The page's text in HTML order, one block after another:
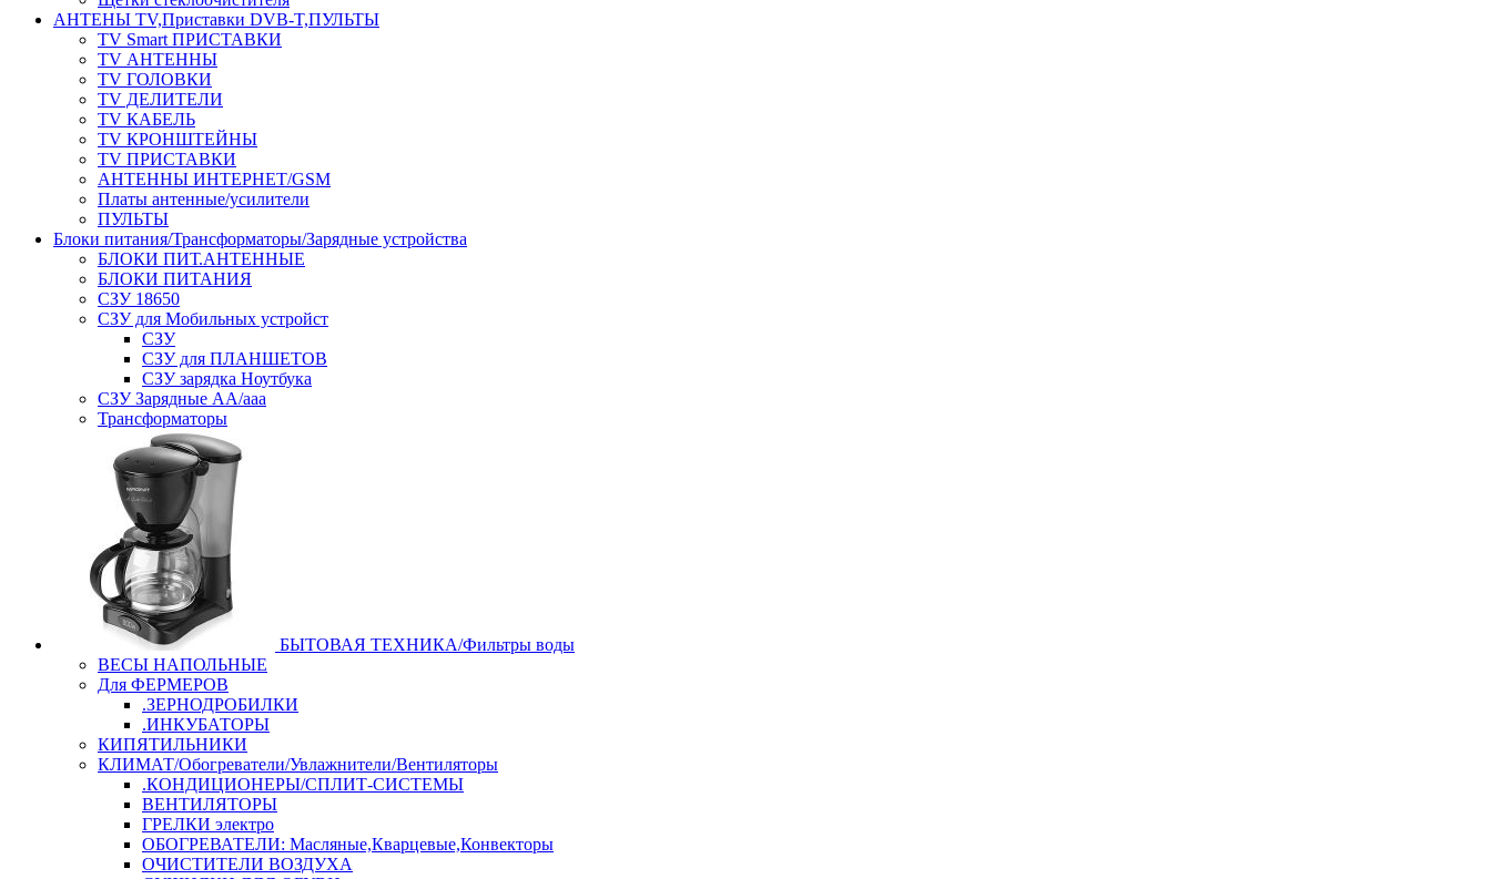
АНТЕНЫ ТV,Приставки DVB-T,ПУЛЬТЫ
TV Smart ПРИСТАВКИ
TV АНТЕННЫ
TV ГОЛОВКИ
TV ДЕЛИТЕЛИ
TV КАБЕЛЬ
TV КРОНШТЕЙНЫ
TV ПРИСТАВКИ
АНТЕННЫ ИНТЕРНЕТ/GSM
Платы антенные/усилители
ПУЛЬТЫ
Блоки питания/Трансформаторы/Зарядные устройства
БЛОКИ ПИТ.АНТЕННЫЕ
БЛОКИ ПИТАНИЯ
СЗУ 18650
СЗУ для Мобильных устройст
СЗУ
СЗУ для ПЛАНШЕТОВ
СЗУ зарядка Ноутбука
СЗУ Зарядные АА/ааа
Трансформаторы
БЫТОВАЯ ТЕХНИКА/Фильтры воды
ВЕСЫ НАПОЛЬНЫЕ
Для ФЕРМЕРОВ
.ЗЕРНОДРОБИЛКИ
.ИНКУБАТОРЫ
КИПЯТИЛЬНИКИ
КЛИМАТ/Обогреватели/Увлажнители/Вентиляторы
.КОНДИЦИОНЕРЫ/СПЛИТ-СИСТЕМЫ
ВЕНТИЛЯТОРЫ
ГРЕЛКИ электро
ОБОГРЕВАТЕЛИ: Масляные,Кварцевые,Конвекторы
ОЧИСТИТЕЛИ ВОЗДУХА